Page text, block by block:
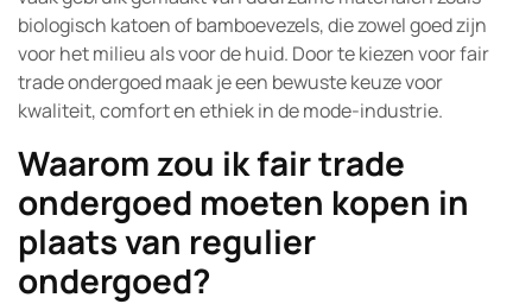
biologisch katoen of bamboevezels, die zowel goed zijn
voor het milieu als voor de huid. Door te kiezen voor fair
trade ondergoed maak je een bewuste keuze voor
kwaliteit, comfort en ethiek in de mode-industrie.
Waarom zou ik fair trade
ondergoed moeten kopen in
plaats van regulier
ondergoed?